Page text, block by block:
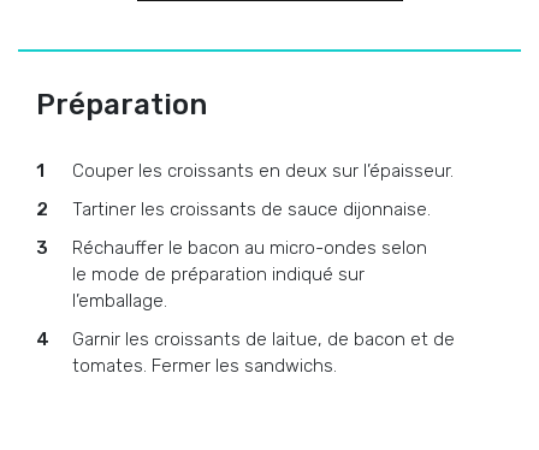
Préparation
Couper les croissants en deux sur l’épaisseur.
Tartiner les croissants de sauce dijonnaise.
Réchauffer le bacon au micro-ondes selon
le mode de préparation indiqué sur
l’emballage.
Garnir les croissants de laitue, de bacon et de
tomates. Fermer les sandwichs.